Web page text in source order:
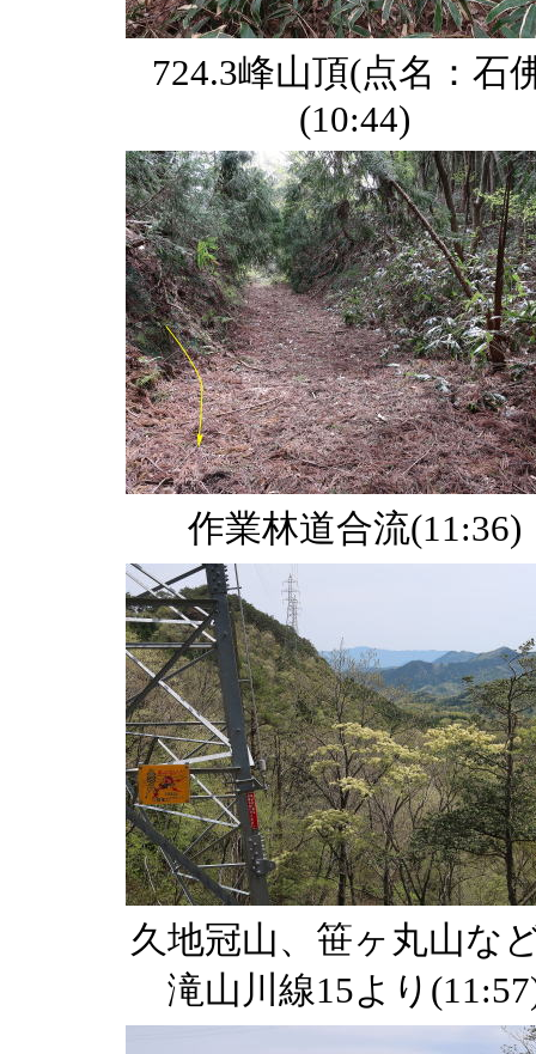
724.3峰山頂(点名：石
(10:44)
作業林道合流(11:36)
久地冠山、笹ヶ丸山
滝山川線15より